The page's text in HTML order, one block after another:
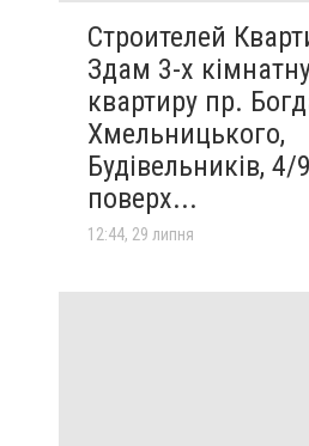
Строителей
Здам 3-х
квартиру пр.
Хмельницького,
Будівельників, 4/9
поверх...
12:44, 29 липня